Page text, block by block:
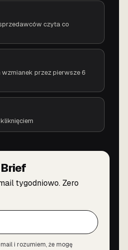
czyta co
przez pierwsze 6
Brief
tygodniowo. Zero
i rozumiem, że mogę